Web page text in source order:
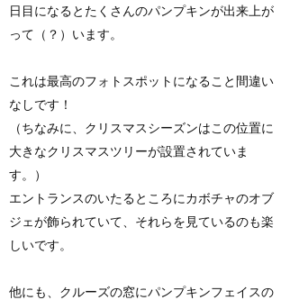
日目になるとたくさんのパンプキンが出来上が
って（？）います。
これは最高のフォトスポットになること間違い
なしです！
（ちなみに、クリスマスシーズンはこの位置に
大きなクリスマスツリーが設置されていま
す。）
エントランスのいたるところにカボチャのオブ
ジェが飾られていて、それらを見ているのも楽
しいです。
他にも、クルーズの窓にパンプキンフェイスの